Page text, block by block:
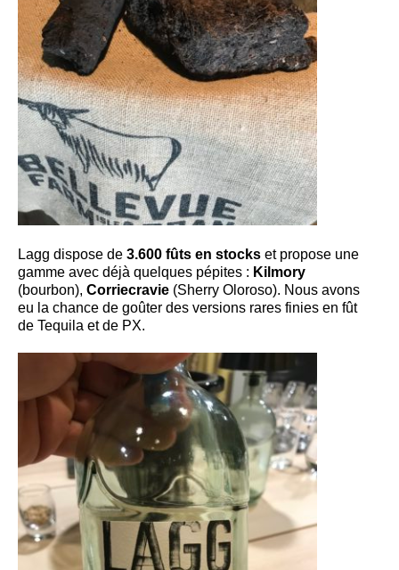
Lagg dispose de 3.600 fûts en stocks et propose une
gamme avec déjà quelques pépites : Kilmory
(bourbon), Corriecravie (Sherry Oloroso). Nous avons
eu la chance de goûter des versions rares finies en fût
de Tequila et de PX.